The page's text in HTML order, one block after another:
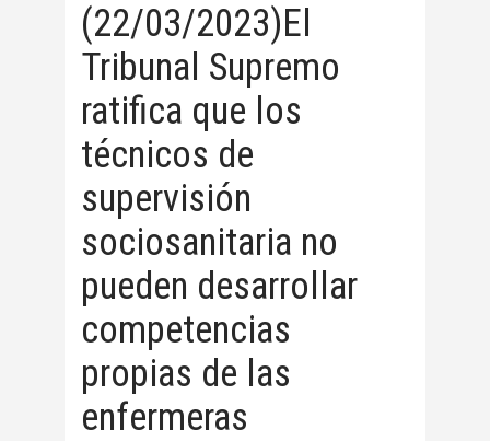
(22/03/2023)El
Tribunal Supremo
ratifica que los
técnicos de
supervisión
sociosanitaria no
pueden desarrollar
competencias
propias de las
enfermeras